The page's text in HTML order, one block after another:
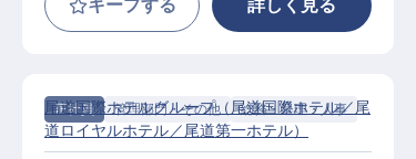
キープする 詳しく見る
正社員 管理部門・その他 総務・経理・人事
尾道国際ホテルグループ（尾道国際ホテル／尾
道ロイヤルホテル／尾道第一ホテル）